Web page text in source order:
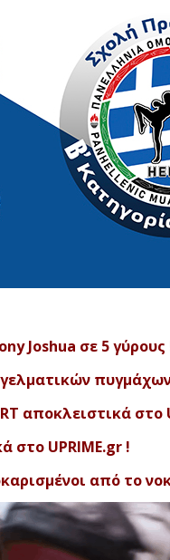
Joshua σε 5
αποκλειστικά στο
στο UPRIME.gr !
από το